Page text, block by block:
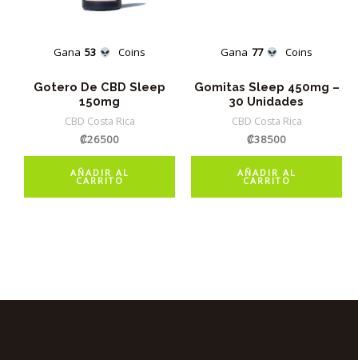
Gana 53 Coins
Gotero De CBD Sleep
150mg
CBD Costa Rica
₡26500
AÑADIR AL
CARRITO
Gana 77 Coins
Gomitas Sleep 450mg –
30 Unidades
CBD Costa Rica
₡38500
AÑADIR AL
CARRITO